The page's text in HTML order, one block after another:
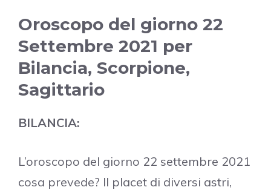
Oroscopo del giorno 22
Settembre 2021 per
Bilancia, Scorpione,
Sagittario
BILANCIA:
L’oroscopo del giorno 22 settembre 2021
cosa prevede? Il placet di diversi astri,